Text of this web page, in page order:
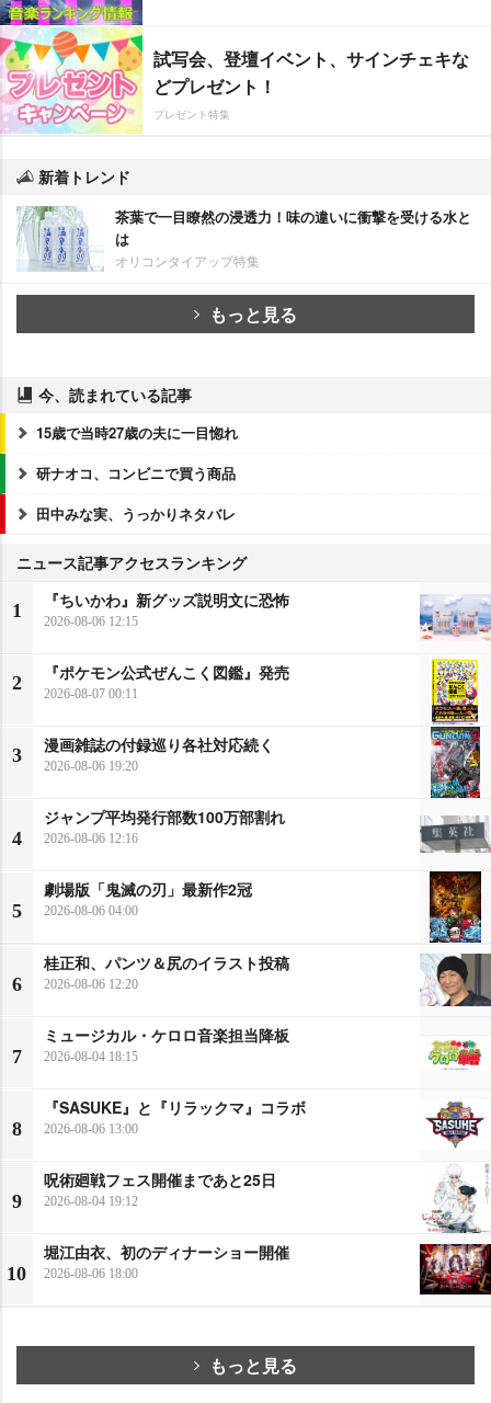
試写会、登壇イベント、サインチェキな
どプレゼント！
プレゼント特集
新着トレンド
茶葉で一目瞭然の浸透力！味の違いに衝撃を受ける水と
は
オリコンタイアップ特集
もっと見る
今、読まれている記事
15歳で当時27歳の夫に一目惚れ
研ナオコ、コンビニで買う商品
田中みな実、うっかりネタバレ
ニュース記事アクセスランキング
1
『ちいかわ』新グッズ説明文に恐怖
2026-08-06 12:15
2
『ポケモン公式ぜんこく図鑑』発売
2026-08-07 00:11
3
漫画雑誌の付録巡り各社対応続く
2026-08-06 19:20
4
ジャンプ平均発行部数100万部割れ
2026-08-06 12:16
5
劇場版「鬼滅の刃」最新作2冠
2026-08-06 04:00
6
桂正和、パンツ＆尻のイラスト投稿
2026-08-06 12:20
7
ミュージカル・ケロロ音楽担当降板
2026-08-04 18:15
8
『SASUKE』と『リラックマ』コラボ
2026-08-06 13:00
9
呪術廻戦フェス開催まであと25日
2026-08-04 19:12
10
堀江由衣、初のディナーショー開催
2026-08-06 18:00
もっと見る